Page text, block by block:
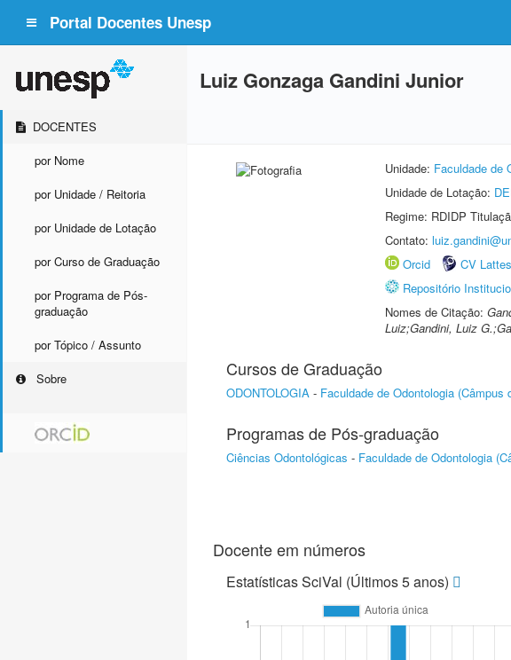
Portal Docentes Unesp
DOCENTES
por Nome
por Unidade / Reitoria
por Unidade de Lotação
por Curso de Graduação
por Programa de Pós-
graduação
por Tópico / Assunto
Sobre
Luiz Gonzaga Gandini Junior
Unidade: Faculdade de
Unidade de Lotação:
Regime: RDIDP
Contato:
Orcid
CV Lattes
Repositório
Nomes de Citação:
Luiz;Gandini, Luiz
Cursos de Graduação
ODONTOLOGIA - Faculdade de Odontologia (Câmpus
Programas de Pós-graduação
Ciências Odontológicas - Faculdade de Odontologia
Docente em números
Estatísticas SciVal (Últimos 5 anos)